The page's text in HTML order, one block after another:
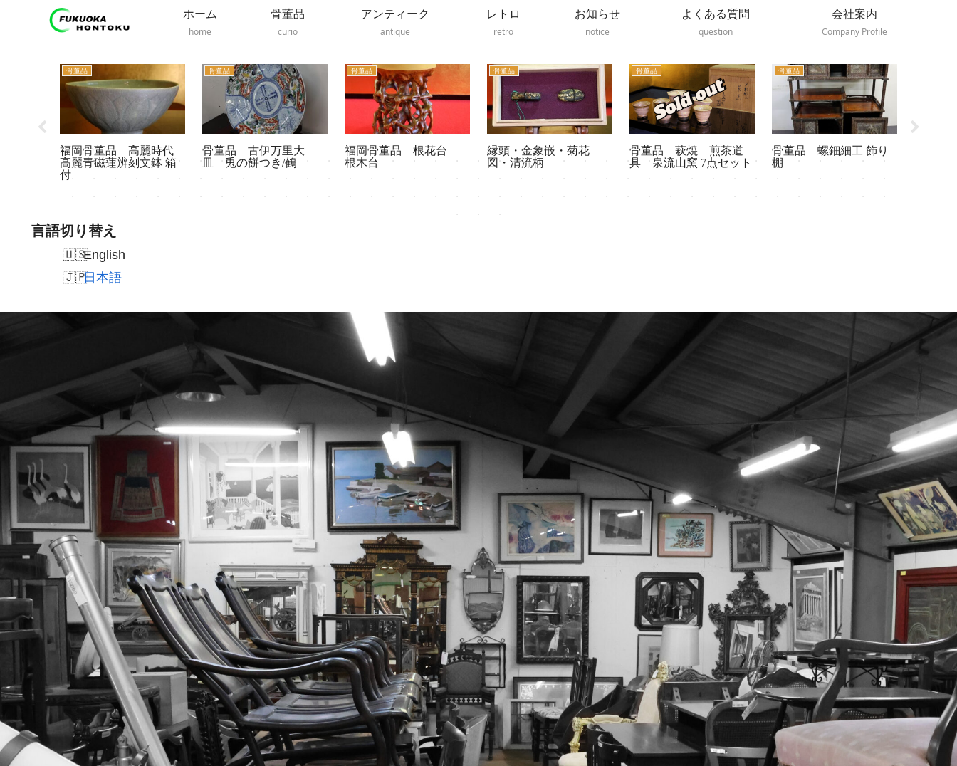
ホーム
home
骨董品
curio
アンティーク
antique
レトロ
retro
お知らせ
notice
よくある質問
question
会社案内
Company Profile
骨董品
骨董品 古伊万里大
皿 兎の餅つき/鶴
骨董品
福岡骨董品 根花台
根木台
骨董品
縁頭・金象嵌・菊花
図・清流柄
骨董品
骨董品 萩焼 煎茶道
具 泉流山窯 7点セット
骨董品
骨董品 螺鈿細工 飾り
棚
アンティーク
福岡アンティーク 黒
漆塗りのコンソールテ
言語切り替え
English
日本語